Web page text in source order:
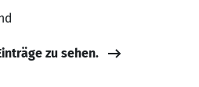
zu sehen.